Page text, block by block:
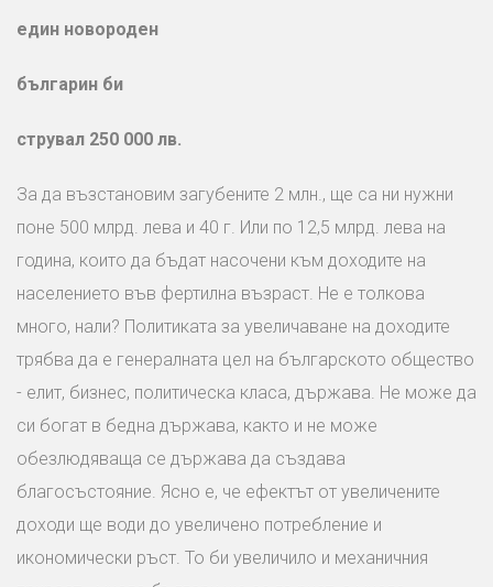
един новороден
българин би
струвал 250 000 лв.
За да възстановим загубените 2 млн., ще са ни нужни
поне 500 млрд. лева и 40 г. Или по 12,5 млрд. лева на
година, които да бъдат насочени към доходите на
населението във фертилна възраст. Не е толкова
много, нали? Политиката за увеличаване на доходите
трябва да е генералната цел на българското общество
- елит, бизнес, политическа класа, държава. Не може да
си богат в бедна държава, както и не може
обезлюдяваща се държава да създава
благосъстояние. Ясно е, че ефектът от увеличените
доходи ще води до увеличено потребление и
икономически ръст. То би увеличило и механичния